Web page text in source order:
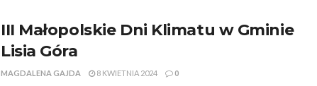
III Małopolskie Dni Klimatu w Gminie
Lisia Góra
MAGDALENA GAJDA 8 KWIETNIA 2024 0